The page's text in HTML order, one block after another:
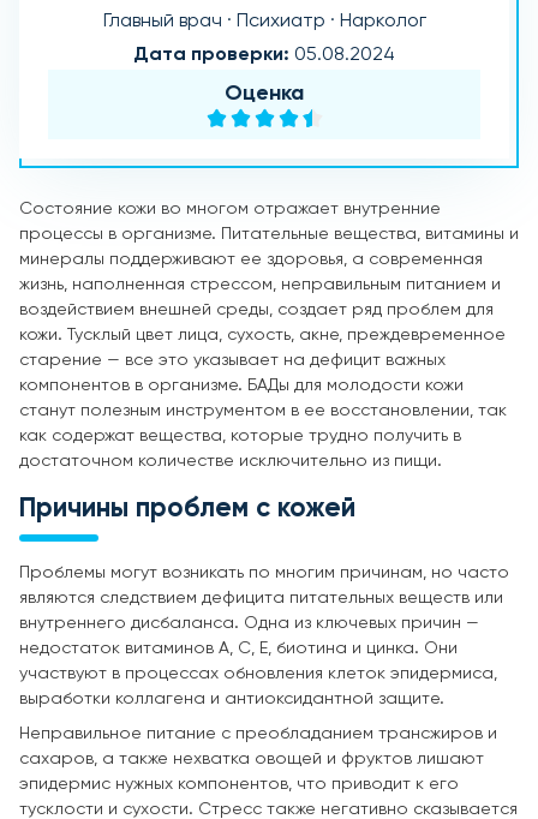
Главный врач · Психиатр · Нарколог
Дата проверки: 05.08.2024
Оценка
Состояние кожи во многом отражает внутренние
процессы в организме. Питательные вещества, витамины и
минералы поддерживают ее здоровья, а современная
жизнь, наполненная стрессом, неправильным питанием и
воздействием внешней среды, создает ряд проблем для
кожи. Тусклый цвет лица, сухость, акне, преждевременное
старение — все это указывает на дефицит важных
компонентов в организме. БАДы для молодости кожи
станут полезным инструментом в ее восстановлении, так
как содержат вещества, которые трудно получить в
достаточном количестве исключительно из пищи.
Причины проблем с кожей
Проблемы могут возникать по многим причинам, но часто
являются следствием дефицита питательных веществ или
внутреннего дисбаланса. Одна из ключевых причин —
недостаток витаминов A, C, E, биотина и цинка. Они
участвуют в процессах обновления клеток эпидермиса,
выработки коллагена и антиоксидантной защите.
Неправильное питание с преобладанием трансжиров и
сахаров, а также нехватка овощей и фруктов лишают
эпидермис нужных компонентов, что приводит к его
тусклости и сухости. Стресс также негативно сказывается